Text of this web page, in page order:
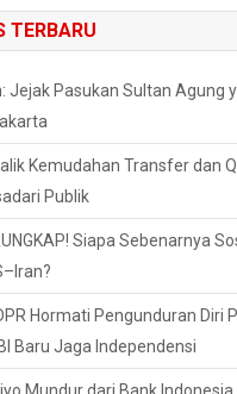
TERBARU
Jejak Pasukan Sultan Agung
Kemudahan Transfer dan
Publik
Siapa Sebenarnya
Hormati Pengunduran Diri
Baru Jaga Independensi